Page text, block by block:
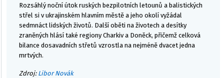
Rozsáhlý noční útok ruských bezpilotních letounů a balistických
střel si v ukrajinském hlavním městě a jeho okolí vyžádal
sedmnáct lidských životů. Další oběti na životech a desítky
zraněných hlásí také regiony Charkiv a Doněck, přičemž celková
bilance dosavadních střetů vzrostla na nejméně dvacet jedna
mrtvých.
Zdroj: Libor Novák